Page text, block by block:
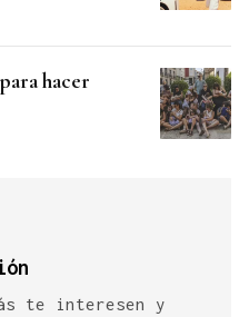
hacer
te interesen y